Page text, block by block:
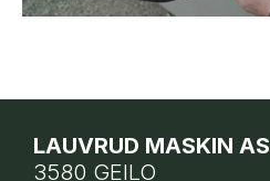
LAUVRUD MASKIN AS
3580 GEILO